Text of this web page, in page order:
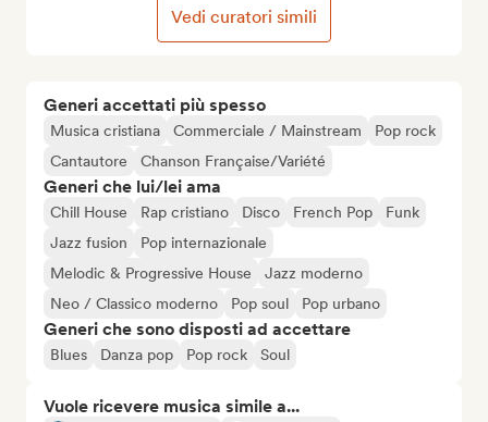
Generi accettati più spesso
Musica cristiana Commerciale / Mainstream
Pop rock
Cantautore
Chanson Française/Variété
Generi che lui/lei ama
Chill House Rap cristiano Disco French Pop
Funk
Jazz fusion
Pop internazionale
Melodic & Progressive House
Jazz moderno
Neo / Classico moderno
Pop soul Pop urbano
Generi che sono disposti ad accettare
Blues Danza pop Pop rock Soul
Vuole ricevere musica simile a...
Vedi curatori simili